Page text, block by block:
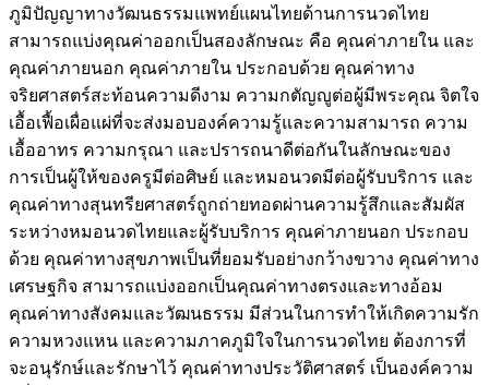
ภูมิปัญญาทางวัฒนธรรมแพทย์แผนไทยด้านการนวดไทย
สามารถแบ่งคุณค่าออกเป็นสองลักษณะ คือ คุณค่าภายใน และ
คุณค่าภายนอก คุณค่าภายใน ประกอบด้วย คุณค่าทาง
จริยศาสตร์สะท้อนความดีงาม ความกตัญญูต่อผู้มีพระคุณ จิตใจ
เอื้อเฟื้อเผื่อแผ่ที่จะส่งมอบองค์ความรู้และความสามารถ ความ
เอื้ออาทร ความกรุณา และปรารถนาดีต่อกันในลักษณะของ
การเป็นผู้ให้ของครูมีต่อศิษย์ และหมอนวดมีต่อผู้รับบริการ และ
คุณค่าทางสุนทรียศาสตร์ถูกถ่ายทอดผ่านความรู้สึกและสัมผัส
ระหว่างหมอนวดไทยและผู้รับบริการ คุณค่าภายนอก ประกอบ
ด้วย คุณค่าทางสุขภาพเป็นที่ยอมรับอย่างกว้างขวาง คุณค่าทาง
เศรษฐกิจ สามารถแบ่งออกเป็นคุณค่าทางตรงและทางอ้อม
คุณค่าทางสังคมและวัฒนธรรม มีส่วนในการทำให้เกิดความรัก
ความหวงแหน และความภาคภูมิใจในการนวดไทย ต้องการที่
จะอนุรักษ์และรักษาไว้ คุณค่าทางประวัติศาสตร์ เป็นองค์ความ